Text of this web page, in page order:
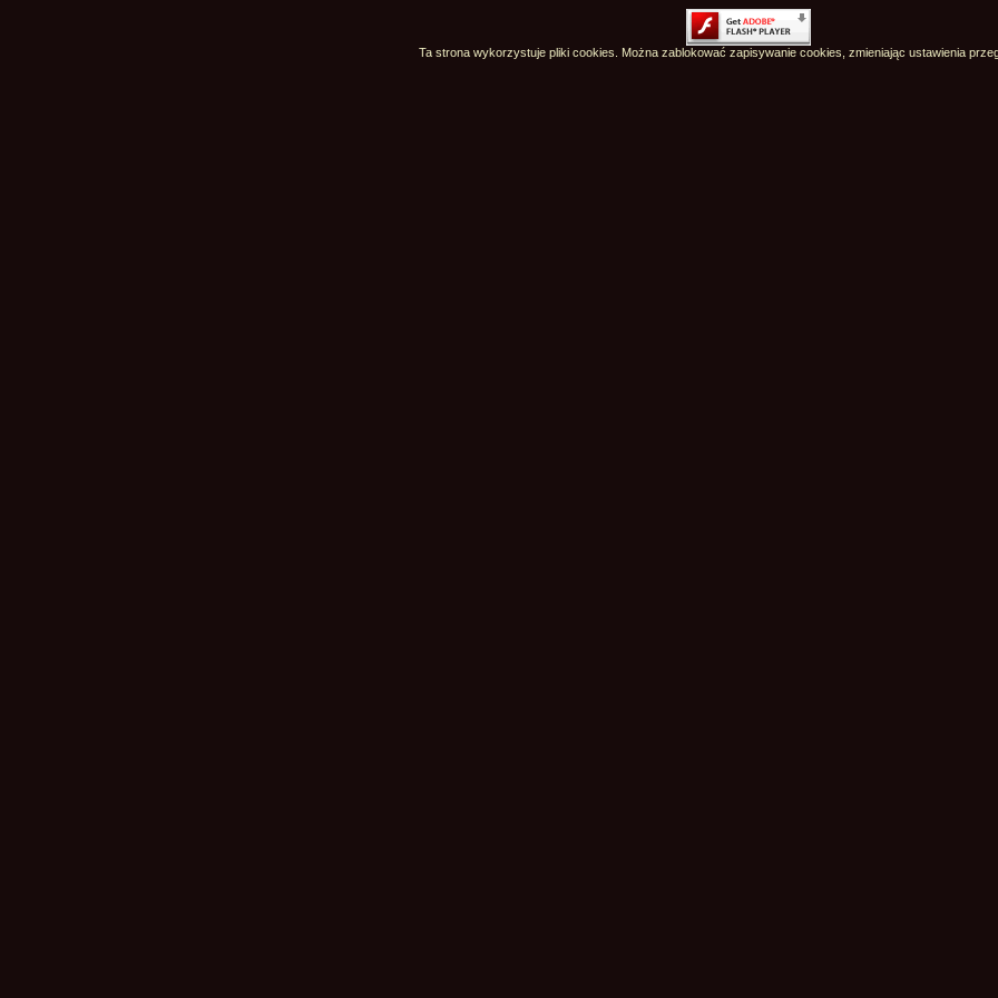
Ta strona wykorzystuje pliki cookies. Można zablokować zapisywanie cookies, zmieniając ustawienia